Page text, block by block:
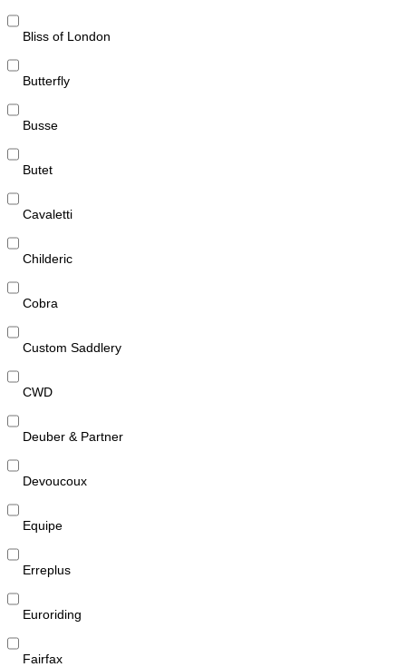
Bliss of London
Butterfly
Busse
Butet
Cavaletti
Childeric
Cobra
Custom Saddlery
CWD
Deuber & Partner
Devoucoux
Equipe
Erreplus
Euroriding
Fairfax